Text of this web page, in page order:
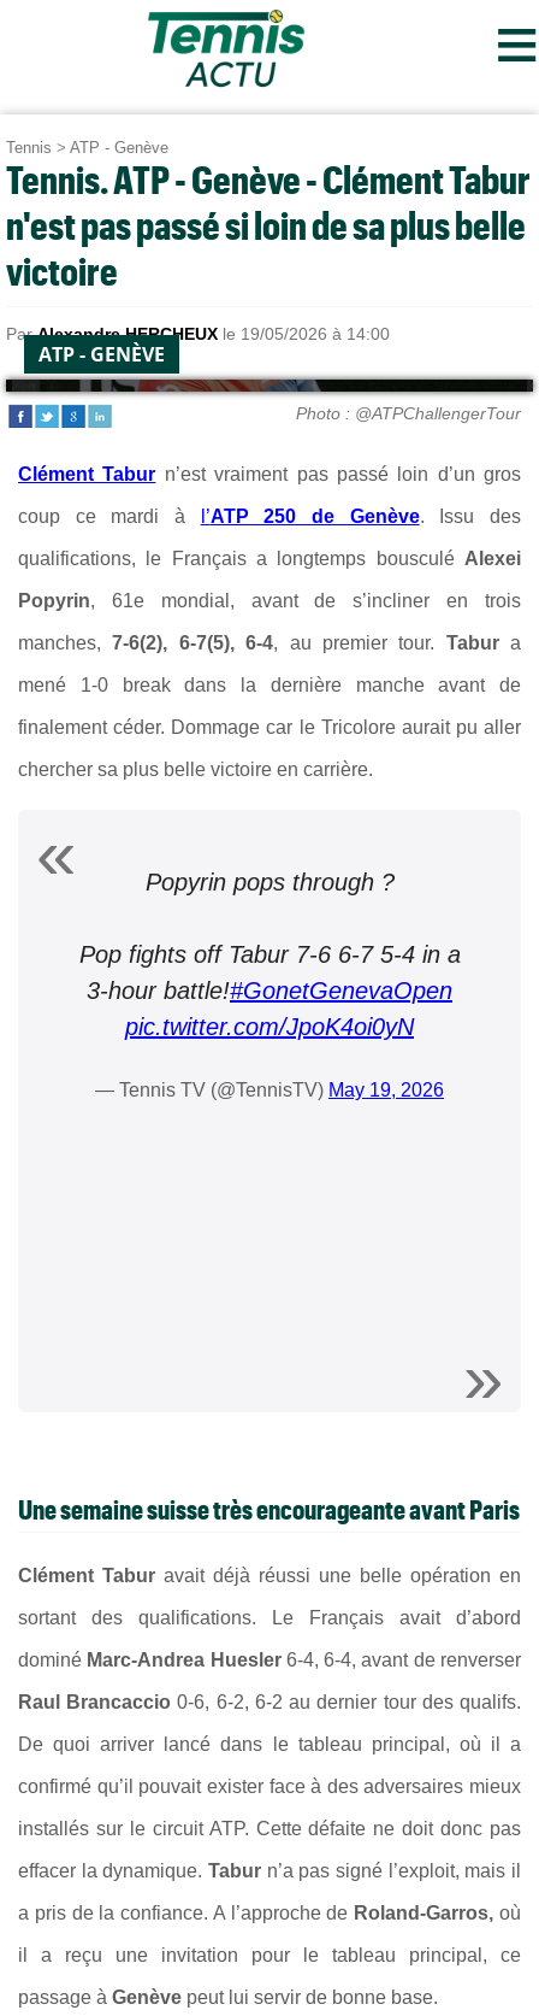
≡
Tennis > ATP - Genève
Tennis. ATP - Genève - Clément Tabur
n'est pas passé si loin de sa plus belle
victoire
ParAlexandre HERCHEUX le 19/05/2026 à 14:00
ATP - GENÈVE
Photo : @ATPChallengerTour
Clément Tabur n’est vraiment pas passé loin d’un gros
coup ce mardi à l’ATP 250 de Genève. Issu des
qualifications, le Français a longtemps bousculé Alexei
Popyrin, 61e mondial, avant de s’incliner en trois
manches,7-6(2), 6-7(5), 6-4, au premier tour. Tabur a
mené 1-0 break dans la dernière manche avant de
finalement céder. Dommage car le Tricolore aurait pu aller
chercher sa plus belle victoire en carrière.
Popyrin pops through ?
Pop fights off Tabur 7-6 6-7 5-4 in a
3-hour battle!#GonetGenevaOpen
pic.twitter.com/JpoK4oi0yN
— Tennis TV (@TennisTV) May 19, 2026
Une semaine suisse très encourageante avant Paris
Clément Tabur avait déjà réussi une belle opération en
sortant des qualifications. Le Français avait d’abord
dominé Marc-Andrea Huesler6-4, 6-4, avant de renverser
Raul Brancaccio 0-6, 6-2, 6-2 au dernier tour des qualifs.
De quoi arriver lancé dans le tableau principal, où il a
confirmé qu’il pouvait exister face à des adversaires mieux
installés sur le circuit ATP. Cette défaite ne doit donc pas
effacer la dynamique. Tabur n’a pas signé l’exploit, mais il
a pris de la confiance. A l’approche de Roland-Garros, où
il a reçu une invitation pour le tableau principal, ce
passage à Genève peut lui servir de bonne base.